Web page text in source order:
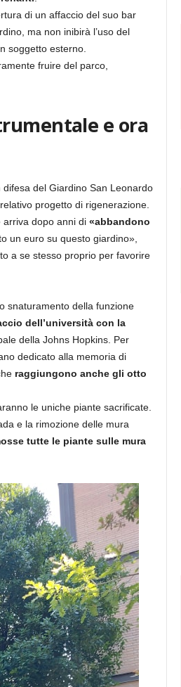
di un affaccio del suo bar
ma non inibirà l’uso del
soggetto esterno.
fruire del parco,
e ora
del Giardino San Leonardo
progetto di rigenerazione.
arriva dopo anni di «abbandono
un euro su questo giardino»,
a se stesso proprio per favorire
snaturamento della funzione
dell’università con la
della Johns Hopkins. Per
dedicato alla memoria di
raggiungono anche gli otto
le uniche piante sacrificate.
e la rimozione delle mura
tutte le piante sulle mura